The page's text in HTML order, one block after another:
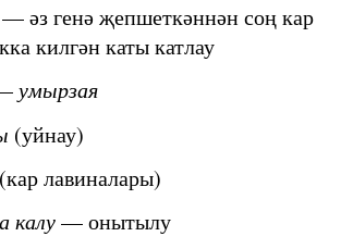
— әз генә җепшеткәннән соң кар
килгән каты катлау
умырзая
(уйнау)
(кар лавиналары)
калу— онытылу